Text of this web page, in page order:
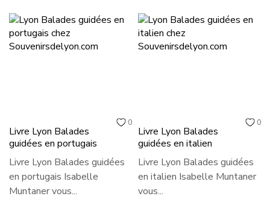
0
Livre Lyon Balades
guidées en portugais
Livre Lyon Balades guidées
en portugais Isabelle
Muntaner vous...
0
Livre Lyon Balades
guidées en italien
Livre Lyon Balades guidées
en italien Isabelle Muntaner
vous...